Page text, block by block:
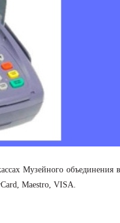
Музейного
Maestro, VISA.